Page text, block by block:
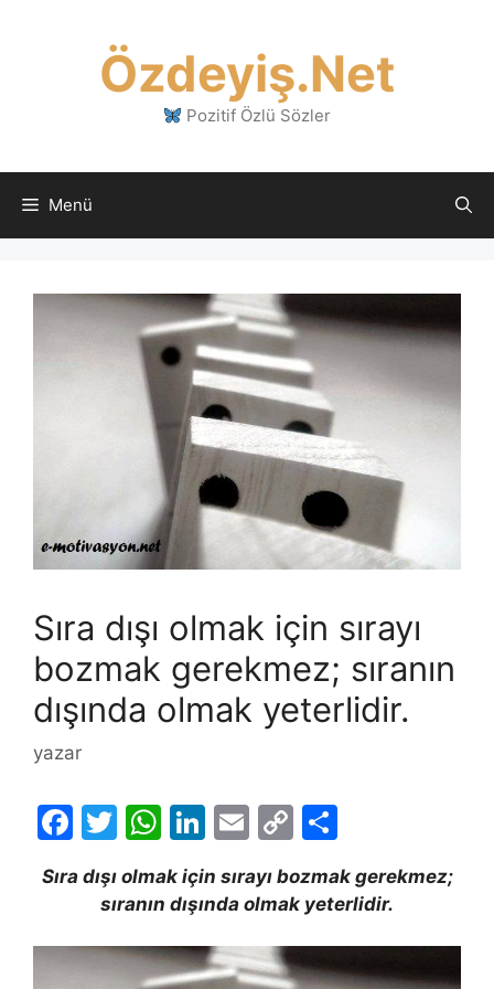
Özdeyiş.Net
Pozitif Özlü Sözler
Menü
Sıra dışı olmak için sırayı
bozmak gerekmez; sıranın
dışında olmak yeterlidir.
yazar
F
c
b
T
itt
W
at
A
Li
k
dI
E
ai
C
p
y
Li
ar
Sıra dışı olmak için sırayı bozmak gerekmez;
sıranın dışında olmak yeterlidir.